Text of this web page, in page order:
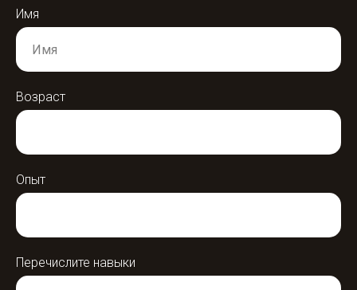
Имя
Возраст
Опыт
Перечислите навыки